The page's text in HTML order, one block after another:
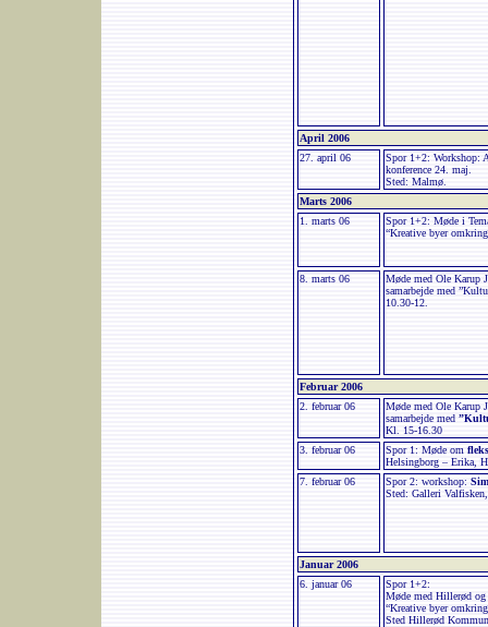
April 2006
27. april 06
Spor 1+2: Workshop:
konference 24. maj.
Sted: Malmø.
Marts 2006
1. marts 06
Spor 1+2: Møde i
“Kreative byer
8. marts 06
Møde med Ole Karup
samarbejde med
10.30-12.
Februar 2006
2. februar 06
Møde med Ole Karup
samarbejde med
Kl. 15-16.30
3. februar 06
Spor 1: Møde om
Helsingborg – Erika,
7. februar 06
Spor 2: workshop:
Sted: Galleri
Januar 2006
6. januar 06
Spor 1+2:
Møde med Hillerød og
“Kreative byer
Sted Hillerød